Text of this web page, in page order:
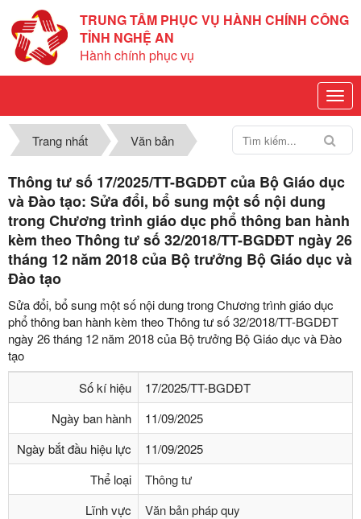
TRUNG TÂM PHỤC VỤ HÀNH CHÍNH CÔNG
TỈNH NGHỆ AN
Hành chính phục vụ
Trang nhất Văn bản
Thông tư số 17/2025/TT-BGDĐT của Bộ Giáo dục
và Đào tạo: Sửa đổi, bổ sung một số nội dung
trong Chương trình giáo dục phổ thông ban hành
kèm theo Thông tư số 32/2018/TT-BGDĐT ngày 26
tháng 12 năm 2018 của Bộ trưởng Bộ Giáo dục và
Đào tạo
Sửa đổi, bổ sung một số nội dung trong Chương trình giáo dục
phổ thông ban hành kèm theo Thông tư số 32/2018/TT-BGDĐT
ngày 26 tháng 12 năm 2018 của Bộ trưởng Bộ Giáo dục và Đào
tạo
Số kí hiệu
17/2025/TT-BGDĐT
Ngày ban hành
11/09/2025
Ngày bắt đầu hiệu lực
11/09/2025
Thể loại
Thông tư
Lĩnh vực
Văn bản pháp quy